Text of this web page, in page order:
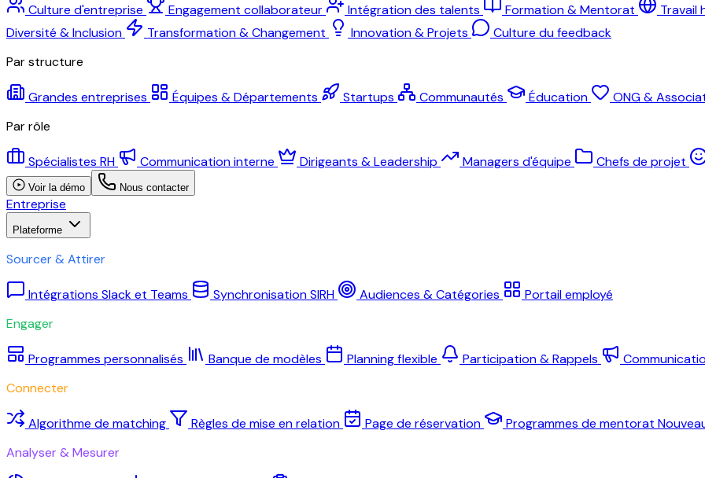
Culture d'entreprise Engagement collaborateur Intégration des talents Formation & Mentorat
Travail
Diversité & Inclusion
Transformation & Changement Innovation & Projets
Culture du feedback
Par structure
Grandes entreprises Équipes & Départements Startups Communautés Éducation
ONG &
Par rôle
Spécialistes RH Communication interne Dirigeants & Leadership Managers d'équipe Chefs de projet
Voir la démo Nous contacter
Entreprise
Plateforme
Sourcer & Attirer
Intégrations Slack et Teams Synchronisation SIRH Audiences & Catégories
Portail employé
Engager
Programmes personnalisés Banque de modèles Planning flexible Participation & Rappels
Connecter
Algorithme de matching Règles de mise en relation Page de réservation Programmes de mentorat
Analyser & Mesurer